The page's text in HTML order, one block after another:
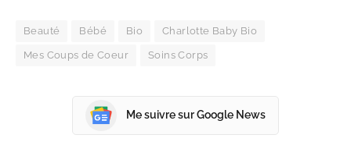
Beauté Bébé Bio Charlotte Baby Bio
Mes Coups de Coeur Soins Corps
Me suivre sur Google News